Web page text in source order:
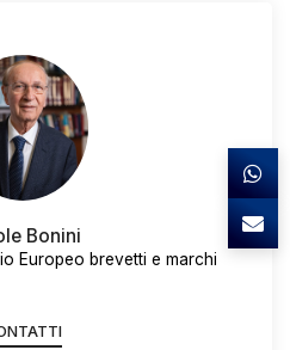
Bonini
Europeo brevetti e marchi